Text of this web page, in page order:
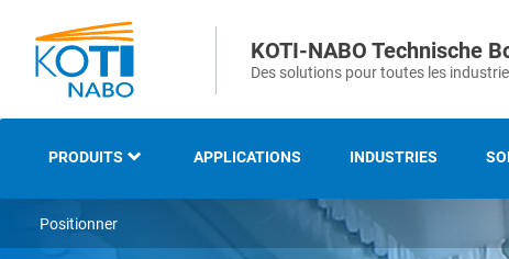
KOTI-NABO Technische
Des solutions pour toutes les
PRODUITS APPLICATIONS INDUSTRIES
Positionner